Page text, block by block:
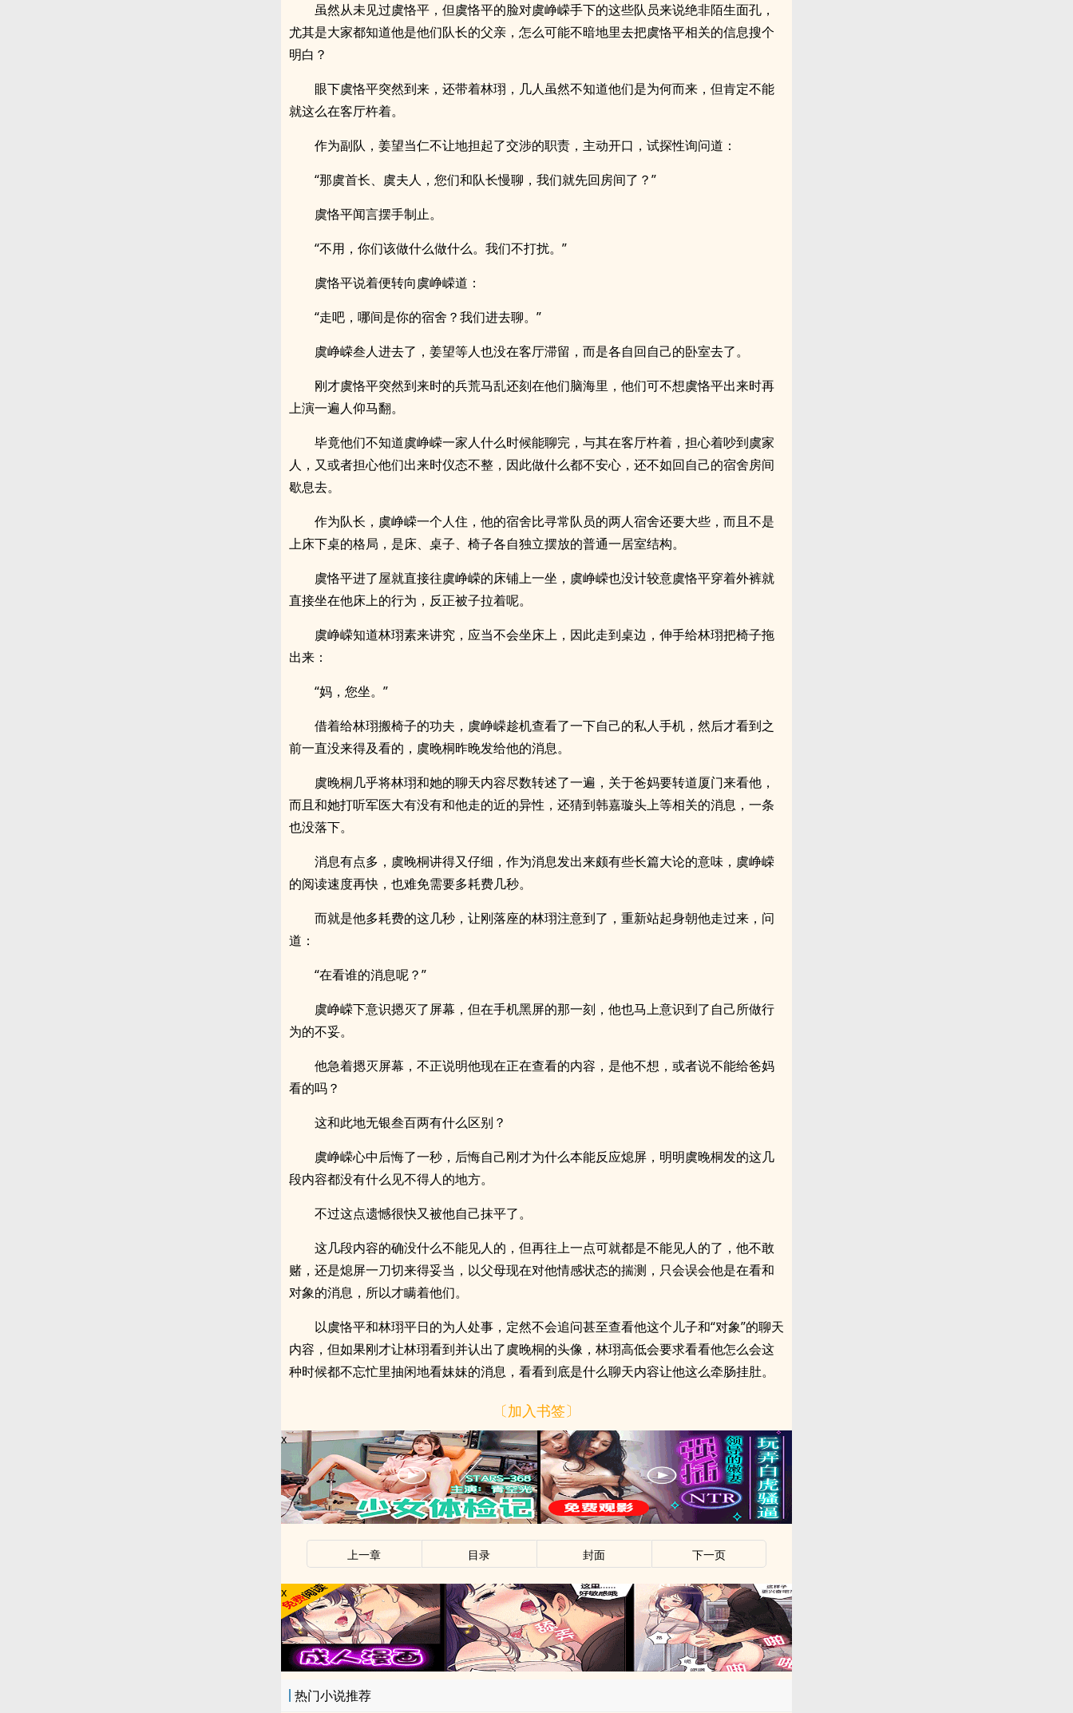
虽然从未见过虞恪平，但虞恪平的脸对虞峥嵘手下的这些队员来说绝非陌生面孔，
尤其是大家都知道他是他们队长的父亲，怎么可能不暗地里去把虞恪平相关的信息搜个
明白？
眼下虞恪平突然到来，还带着林珝，几人虽然不知道他们是为何而来，但肯定不能
就这么在客厅杵着。
作为副队，姜望当仁不让地担起了交涉的职责，主动开口，试探性询问道：
“那虞首长、虞夫人，您们和队长慢聊，我们就先回房间了？”
虞恪平闻言摆手制止。
“不用，你们该做什么做什么。我们不打扰。”
虞恪平说着便转向虞峥嵘道：
“走吧，哪间是你的宿舍？我们进去聊。”
虞峥嵘叁人进去了，姜望等人也没在客厅滞留，而是各自回自己的卧室去了。
刚才虞恪平突然到来时的兵荒马乱还刻在他们脑海里，他们可不想虞恪平出来时再
上演一遍人仰马翻。
毕竟他们不知道虞峥嵘一家人什么时候能聊完，与其在客厅杵着，担心着吵到虞家
人，又或者担心他们出来时仪态不整，因此做什么都不安心，还不如回自己的宿舍房间
歇息去。
作为队长，虞峥嵘一个人住，他的宿舍比寻常队员的两人宿舍还要大些，而且不是
上床下桌的格局，是床、桌子、椅子各自独立摆放的普通一居室结构。
虞恪平进了屋就直接往虞峥嵘的床铺上一坐，虞峥嵘也没计较意虞恪平穿着外裤就
直接坐在他床上的行为，反正被子拉着呢。
虞峥嵘知道林珝素来讲究，应当不会坐床上，因此走到桌边，伸手给林珝把椅子拖
出来：
“妈，您坐。”
借着给林珝搬椅子的功夫，虞峥嵘趁机查看了一下自己的私人手机，然后才看到之
前一直没来得及看的，虞晚桐昨晚发给他的消息。
虞晚桐几乎将林珝和她的聊天内容尽数转述了一遍，关于爸妈要转道厦门来看他，
而且和她打听军医大有没有和他走的近的异性，还猜到韩嘉璇头上等相关的消息，一条
也没落下。
消息有点多，虞晚桐讲得又仔细，作为消息发出来颇有些长篇大论的意味，虞峥嵘
的阅读速度再快，也难免需要多耗费几秒。
而就是他多耗费的这几秒，让刚落座的林珝注意到了，重新站起身朝他走过来，问
道：
“在看谁的消息呢？”
虞峥嵘下意识摁灭了屏幕，但在手机黑屏的那一刻，他也马上意识到了自己所做行
为的不妥。
他急着摁灭屏幕，不正说明他现在正在查看的内容，是他不想，或者说不能给爸妈
看的吗？
这和此地无银叁百两有什么区别？
虞峥嵘心中后悔了一秒，后悔自己刚才为什么本能反应熄屏，明明虞晚桐发的这几
段内容都没有什么见不得人的地方。
不过这点遗憾很快又被他自己抹平了。
这几段内容的确没什么不能见人的，但再往上一点可就都是不能见人的了，他不敢
赌，还是熄屏一刀切来得妥当，以父母现在对他情感状态的揣测，只会误会他是在看和
对象的消息，所以才瞒着他们。
以虞恪平和林珝平日的为人处事，定然不会追问甚至查看他这个儿子和“对象”的聊天
内容，但如果刚才让林珝看到并认出了虞晚桐的头像，林珝高低会要求看看他怎么会这
种时候都不忘忙里抽闲地看妹妹的消息，看看到底是什么聊天内容让他这么牵肠挂肚。
〔加入书签〕
x
上一章 目录 封面 下一页
x
热门小说推荐